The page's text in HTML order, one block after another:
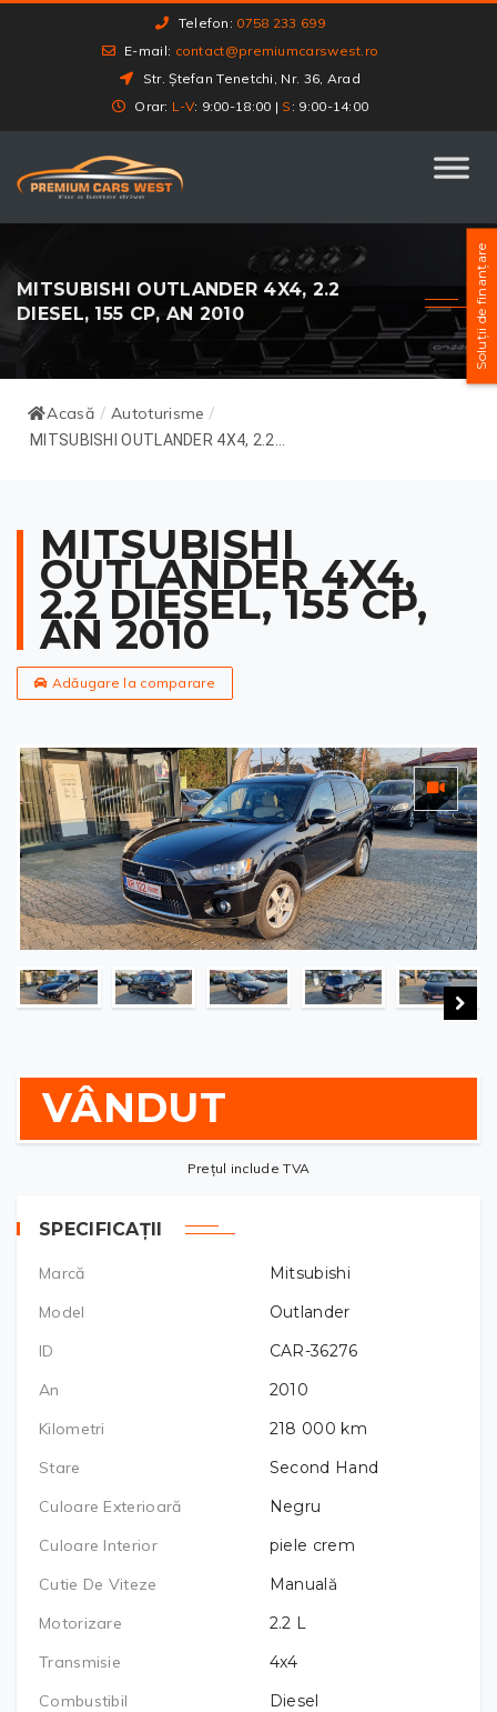
Telefon: 0758 233 699
E-mail: contact@premiumcarswest.ro
Str. Ștefan Tenetchi, Nr. 36, Arad
Orar: L-V: 9:00-18:00 | S : 9:00-14:00
MITSUBISHI OUTLANDER 4X4, 2.2
DIESEL, 155 CP, AN 2010
Acasă / Autoturisme /
MITSUBISHI OUTLANDER 4X4, 2.2...
MITSUBISHI
OUTLANDER 4X4,
2.2 DIESEL, 155 CP,
AN 2010
Adăugare la comparare
VÂNDUT
Prețul include TVA
SPECIFICAȚII
Marcă
Mitsubishi
Model
Outlander
ID
CAR-36276
An
2010
Kilometri
218 000 km
Stare
Second Hand
Culoare Exterioară
Negru
Culoare Interior
piele crem
Cutie De Viteze
Manuală
Motorizare
2.2 L
Transmisie
4x4
Combustibil
Diesel
Soluții de finanțare